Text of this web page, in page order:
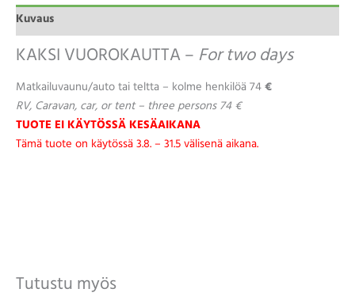
Kuvaus
KAKSI VUOROKAUTTA – For two days
Matkailuvaunu/auto tai teltta – kolme henkilöä 74 €
RV, Caravan, car, or tent – three persons 74 €
TUOTE EI KÄYTÖSSÄ KESÄAIKANA
Tämä tuote on käytössä 3.8. – 31.5 välisenä aikana.
Tutustu myös